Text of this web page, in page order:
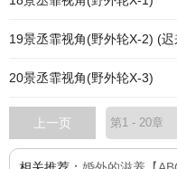
19景丞霏视角(野外轮X-2) (
20景丞霏视角(野外轮X-3)
上一页